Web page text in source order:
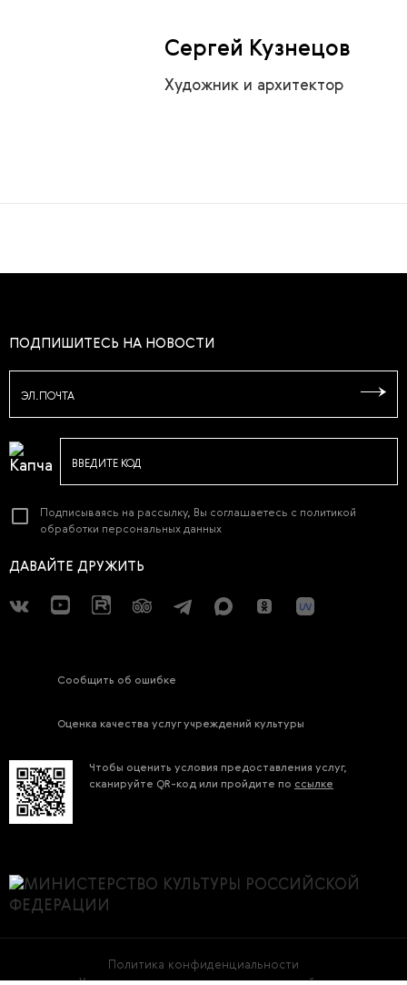
Сергей Кузнецов
Художник и архитектор
ПОДПИШИТЕСЬ НА НОВОСТИ
ЭЛ.ПОЧТА
ВВЕДИТЕ КОД
Подписываясь на рассылку, Вы соглашаетесь с политикой
обработки персональных данных
ДАВАЙТЕ ДРУЖИТЬ
Сообщить об ошибке
Оценка качества услуг учреждений культуры
Чтобы оценить условия предоставления услуг,
сканируйте QR-код или пройдите по ссылке
Политика конфиденциальности